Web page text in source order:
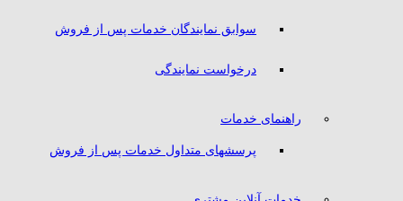
سوابق نمایندگان خدمات پس از فروش
درخواست نمایندگی
راهنمای خدمات
پرسشهای متداول خدمات پس از فروش